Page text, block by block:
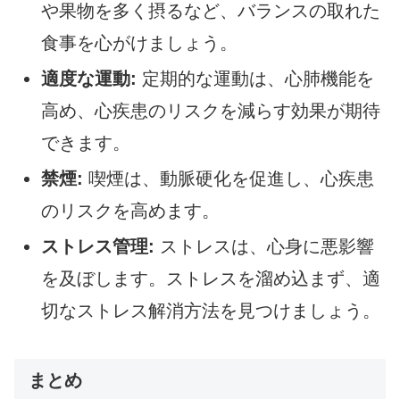
や果物を多く摂るなど、バランスの取れた
食事を心がけましょう。
適度な運動: 定期的な運動は、心肺機能を
高め、心疾患のリスクを減らす効果が期待
できます。
禁煙: 喫煙は、動脈硬化を促進し、心疾患
のリスクを高めます。
ストレス管理: ストレスは、心身に悪影響
を及ぼします。ストレスを溜め込まず、適
切なストレス解消方法を見つけましょう。
まとめ